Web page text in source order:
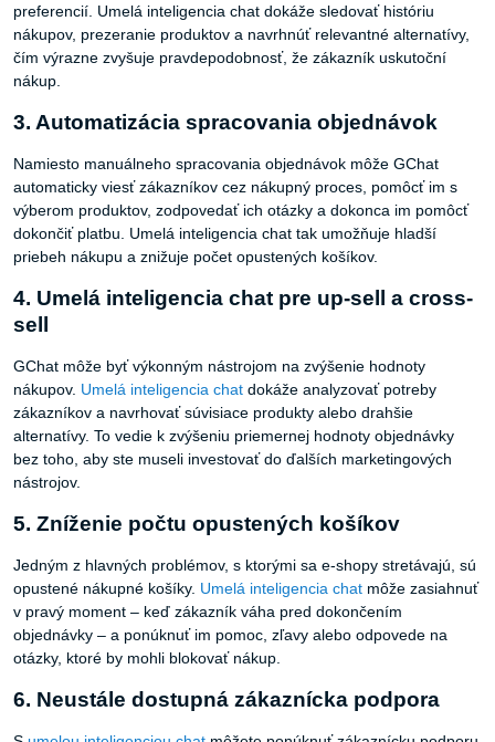
preferencií. Umelá inteligencia chat dokáže sledovať históriu
nákupov, prezeranie produktov a navrhnúť relevantné alternatívy,
čím výrazne zvyšuje pravdepodobnosť, že zákazník uskutoční
nákup.
3. Automatizácia spracovania objednávok
Namiesto manuálneho spracovania objednávok môže GChat
automaticky viesť zákazníkov cez nákupný proces, pomôcť im s
výberom produktov, zodpovedať ich otázky a dokonca im pomôcť
dokončiť platbu. Umelá inteligencia chat tak umožňuje hladší
priebeh nákupu a znižuje počet opustených košíkov.
4. Umelá inteligencia chat pre up-sell a cross-
sell
GChat môže byť výkonným nástrojom na zvýšenie hodnoty
nákupov. Umelá inteligencia chat dokáže analyzovať potreby
zákazníkov a navrhovať súvisiace produkty alebo drahšie
alternatívy. To vedie k zvýšeniu priemernej hodnoty objednávky
bez toho, aby ste museli investovať do ďalších marketingových
nástrojov.
5. Zníženie počtu opustených košíkov
Jedným z hlavných problémov, s ktorými sa e-shopy stretávajú, sú
opustené nákupné košíky. Umelá inteligencia chat môže zasiahnuť
v pravý moment – keď zákazník váha pred dokončením
objednávky – a ponúknuť im pomoc, zľavy alebo odpovede na
otázky, ktoré by mohli blokovať nákup.
6. Neustále dostupná zákaznícka podpora